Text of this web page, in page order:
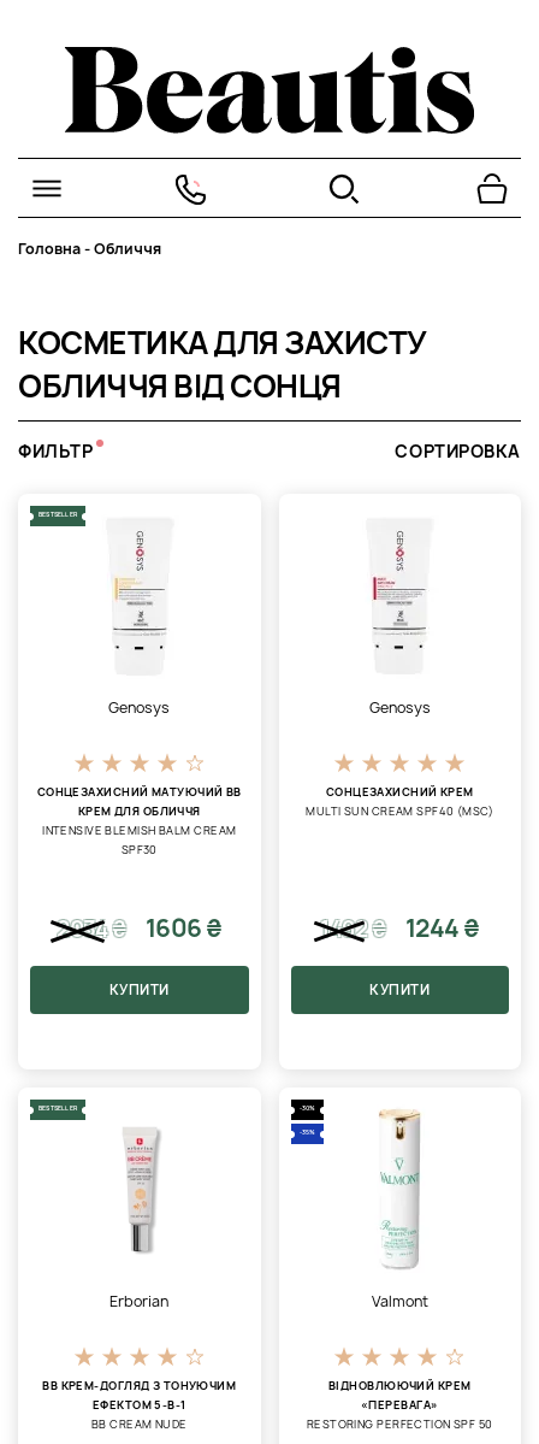
Головна-Обличчя
КОСМЕТИКА ДЛЯ ЗАХИСТУ
ОБЛИЧЧЯ ВІД СОНЦЯ
ФИЛЬТР СОРТИРОВКА
BESTSELLER
Genosys
СОНЦЕЗАХИСНИЙ МАТУЮЧИЙ ВВ
КРЕМ ДЛЯ ОБЛИЧЧЯ
INTENSIVE BLEMISH BALM CREAM
SPF30
2034₴ 1606 ₴
КУПИТИ
Genosys
СОНЦЕЗАХИСНИЙ КРЕМ
MULTI SUN CREAM SPF40 (MSC)
1492₴ 1244 ₴
КУПИТИ
BESTSELLER
Erborian
BB КРЕМ-ДОГЛЯД З ТОНУЮЧИМ
ЕФЕКТОМ 5-В-1
BB CREAM NUDE
-30%
-35%
Valmont
ВІДНОВЛЮЮЧИЙ КРЕМ
«ПЕРЕВАГА»
RESTORING PERFECTION SPF 50